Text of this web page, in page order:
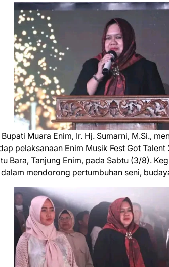
Muara Enim, Ir. Hj. Sumarni, M.Si.,
pelaksanaan Enim Musik Fest Got
Bara, Tanjung Enim, pada Sabtu (3/8).
mendorong pertumbuhan seni,